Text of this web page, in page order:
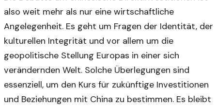
also weit mehr als nur eine wirtschaftliche
Angelegenheit. Es geht um Fragen der Identität, der
kulturellen Integrität und vor allem um die
geopolitische Stellung Europas in einer sich
verändernden Welt. Solche Überlegungen sind
essenziell, um den Kurs für zukünftige Investitionen
und Beziehungen mit China zu bestimmen. Es bleibt